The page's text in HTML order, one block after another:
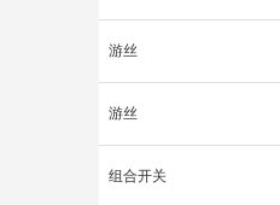
游丝
游丝
组合开关